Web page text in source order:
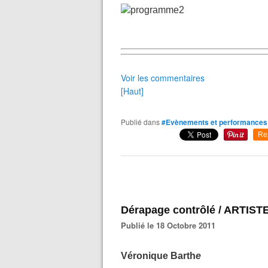
Voir les commentaires
[Haut]
Publié dans#Evènements et performances
Dérapage contrôlé /
Publié le 18 Octobre 2011
Véronique Barthe